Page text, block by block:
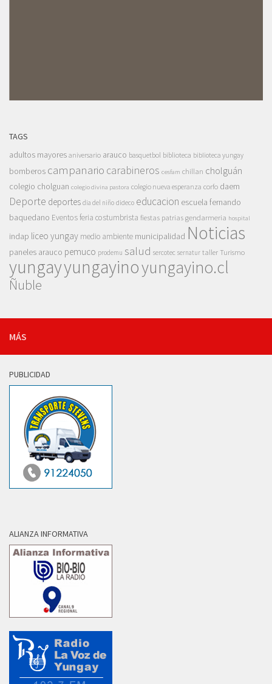
TAGS
adultos mayores aniversario arauco basquetbol biblioteca biblioteca yungay
bomberos campanario carabineros cesfam chillan cholguán
colegio cholguan colegio divina pastora colegio nueva esperanza corfo daem
Deporte deportes dia del niño dideco educacion escuela fernando
baquedano Eventosferia costumbrista fiestas patrias gendarmeria hospital
indap liceo yungay medio ambiente municipalidad Noticias
paneles arauco pemuco prodemu salud sercotec sernatur taller Turismo
yungayyungayinoyungayino.cl
Ñuble
MÁS
PUBLICIDAD
ALIANZA INFORMATIVA